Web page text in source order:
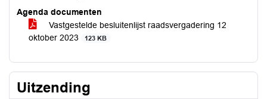
Agenda documenten
Vastgestelde besluitenlijst raadsvergadering 12
oktober 2023
123 KB
Uitzending